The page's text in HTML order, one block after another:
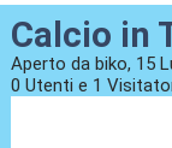
Calcio in
Aperto da biko, 15
0 Utenti e 1